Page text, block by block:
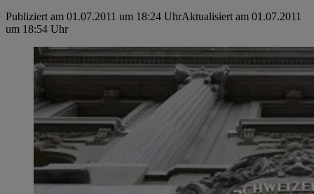
Publiziert am 01.07.2011 um 18:24 UhrAktualisiert am 01.07.2011
um 18:54 Uhr